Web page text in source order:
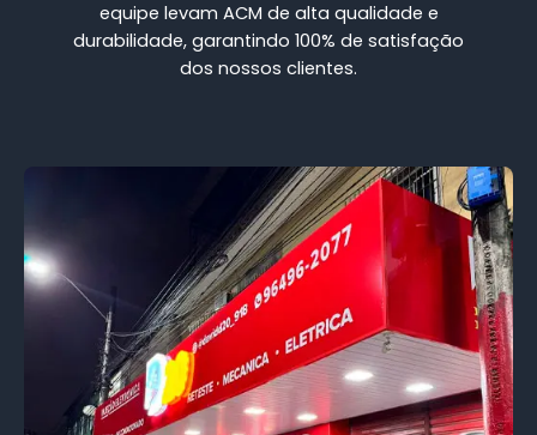
equipe levam ACM de alta qualidade e
durabilidade, garantindo 100% de satisfação
dos nossos clientes.